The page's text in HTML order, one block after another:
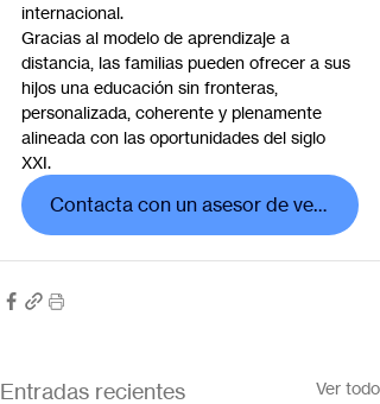
internacional.
Gracias al modelo de aprendizaje a
distancia, las familias pueden ofrecer a sus
hijos una educación sin fronteras,
personalizada, coherente y plenamente
alineada con las oportunidades del siglo
XXI.
Contacta con un asesor de ventas
Entradas recientes Ver todo